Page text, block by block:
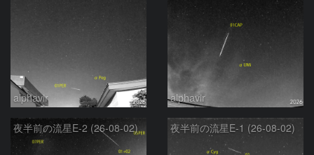
alphavir alphavir
夜半前の流星E-2 (26-08-02) 夜半前の流星E-1 (26-08-02)